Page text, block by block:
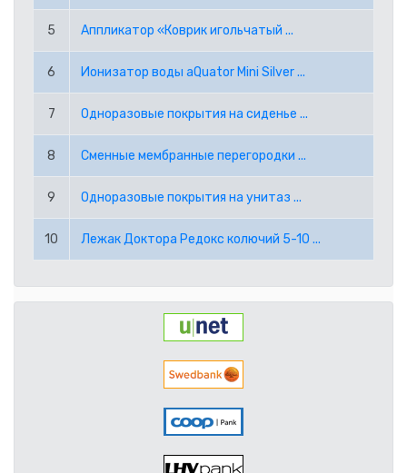
TRY ТУРЕЦКАЯ ЛИРА
USD АМЕРИКАНСКИЙ ДОЛЛАР
PPE PAYPAL (EUR)
PPD PAYPAL (USD)
5 Аппликатор «Коврик игольчатый ...
6 Ионизатор воды aQuator Mini Silver ...
7 Одноразовые покрытия на сиденье ...
8 Сменные мембранные перегородки ...
9 Одноразовые покрытия на унитаз ...
10 Лежак Доктора Редокс колючий 5-10 ...